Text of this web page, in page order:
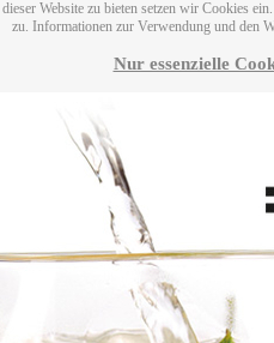
Website zu bieten setzen wir Cookies
zu. Informationen zur Verwendung und den
Nur essenzielle